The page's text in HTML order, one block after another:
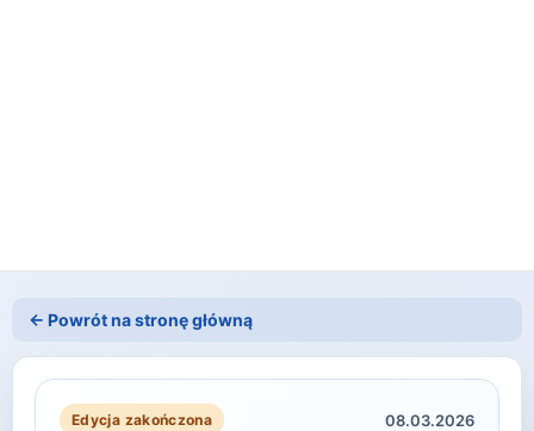
← Powrót na stronę główną
Edycja zakończona 08.03.2026